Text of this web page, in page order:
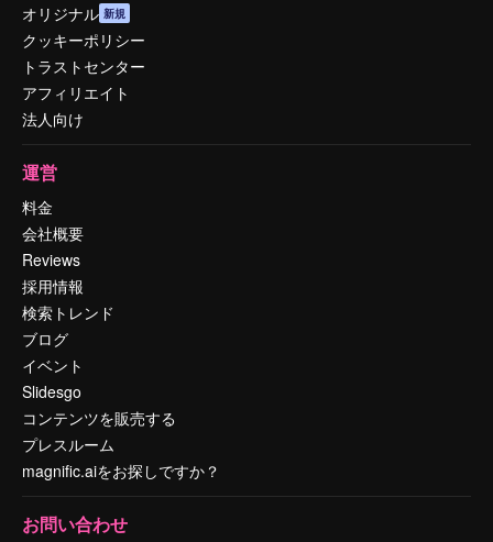
オリジナル 新規
クッキーポリシー
トラストセンター
アフィリエイト
法人向け
運営
料金
会社概要
Reviews
採用情報
検索トレンド
ブログ
イベント
Slidesgo
コンテンツを販売する
プレスルーム
magnific.aiをお探しですか？
お問い合わせ